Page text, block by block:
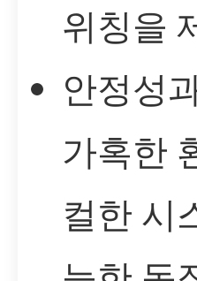
위칭을
안정성
가혹한
컬한 시